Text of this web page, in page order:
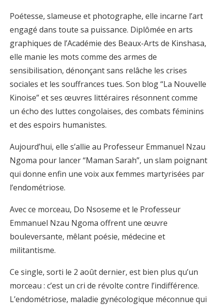
Poétesse, slameuse et photographe, elle incarne l’art
engagé dans toute sa puissance. Diplômée en arts
graphiques de l’Académie des Beaux-Arts de Kinshasa,
elle manie les mots comme des armes de
sensibilisation, dénonçant sans relâche les crises
sociales et les souffrances tues. Son blog “La Nouvelle
Kinoise” et ses œuvres littéraires résonnent comme
un écho des luttes congolaises, des combats féminins
et des espoirs humanistes.
Aujourd’hui, elle s’allie au Professeur Emmanuel Nzau
Ngoma pour lancer “Maman Sarah”, un slam poignant
qui donne enfin une voix aux femmes martyrisées par
l’endométriose.
Avec ce morceau, Do Nsoseme et le Professeur
Emmanuel Nzau Ngoma offrent une œuvre
bouleversante, mêlant poésie, médecine et
militantisme.
Ce single, sorti le 2 août dernier, est bien plus qu’un
morceau : c’est un cri de révolte contre l’indifférence.
L’endométriose, maladie gynécologique méconnue qui